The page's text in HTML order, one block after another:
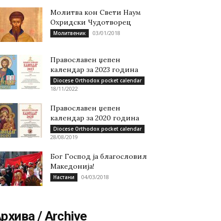
Молитва кон Свети Наум
Охридски Чудотворец
Молитвеник 03/01/2018
Православен џепен
календар за 2023 година
Diocese Orthodox pocket calendar
18/11/2022
Православен џепен
календар за 2020 година
Diocese Orthodox pocket calendar
28/08/2019
Бог Господ ја благословил
Македонија!
Настани 04/03/2018
/ Archive